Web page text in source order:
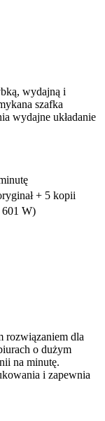
wydajną i
szafka
wydajne układanie
+ 5 kopii
601 W)
rozwiązaniem dla
o dużym
na minutę.
i zapewnia